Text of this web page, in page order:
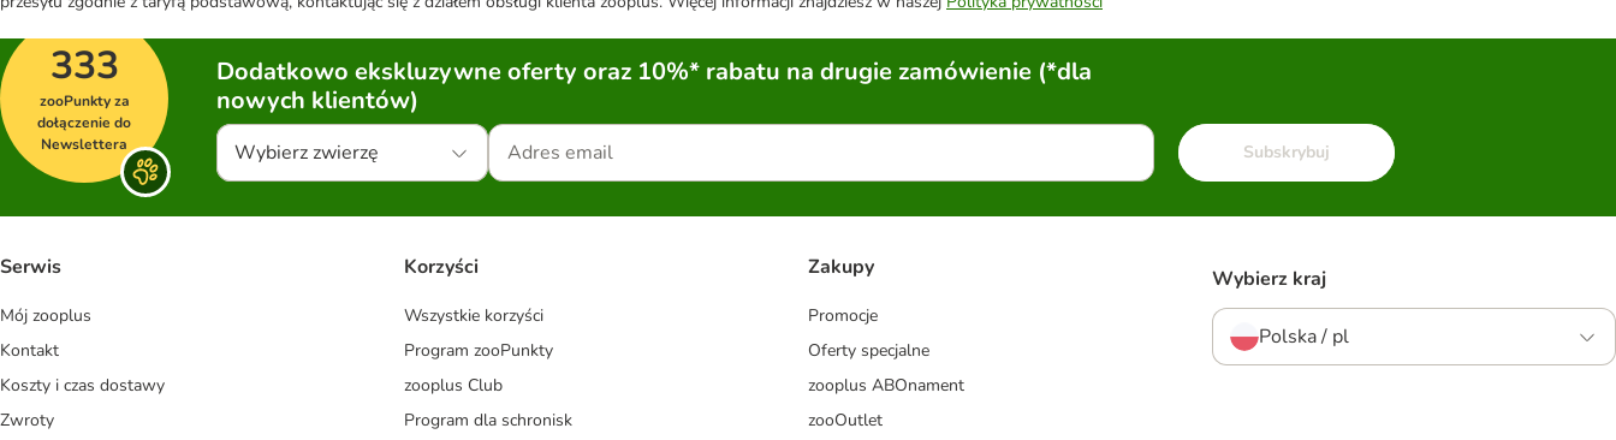
333
zooPunkty za
dołączenie do
Newslettera
Dodatkowo ekskluzywne oferty oraz 10%* rabatu na drugie zamówienie (*dla
nowych klientów)
Wybierz zwierzę Subskrybuj
Serwis
Mój zooplus
Kontakt
Koszty i czas dostawy
Zwroty
Korzyści
Wszystkie korzyści
Program zooPunkty
zooplus Club
Program dla schronisk
Zakupy
Promocje
Oferty specjalne
zooplus ABOnament
zooOutlet
Wybierz kraj
Polska / pl